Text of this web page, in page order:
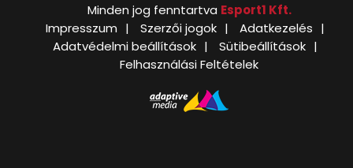
Minden jog fenntartva Esport1 Kft.
Impresszum
Szerzői jogok
Adatkezelés
Adatvédelmi beállítások
Sütibeállítások
Felhasználási Feltételek